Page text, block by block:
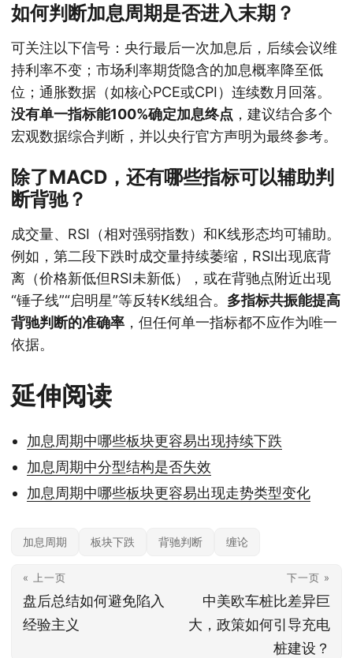
如何判断加息周期是否进入末期？
可关注以下信号：央行最后一次加息后，后续会议维
持利率不变；市场利率期货隐含的加息概率降至低
位；通胀数据（如核心PCE或CPI）连续数月回落。
没有单一指标能100%确定加息终点 ，建议结合多个
宏观数据综合判断，并以央行官方声明为最终参考。
除了MACD，还有哪些指标可以辅助判
断背驰？
成交量、RSI（相对强弱指数）和K线形态均可辅助。
例如，第二段下跌时成交量持续萎缩，RSI出现底背
离（价格新低但RSI未新低），或在背驰点附近出现
“锤子线”“启明星”等反转K线组合。 多指标共振能提高
背驰判断的准确率 ，但任何单一指标都不应作为唯一
依据。
延伸阅读
加息周期中哪些板块更容易出现持续下跌
加息周期中分型结构是否失效
加息周期中哪些板块更容易出现走势类型变化
加息周期 板块下跌 背驰判断 缠论
« 上一页
盘后总结如何避免陷入
经验主义
下一页 »
中美欧车桩比差异巨
大，政策如何引导充电
桩建设？